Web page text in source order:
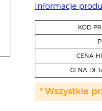
Informacje
KOD
CENA
CENA
* Wszystkie